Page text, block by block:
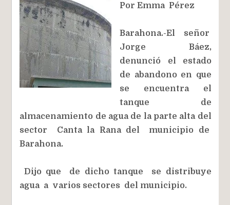
Por Emma Pérez
Barahona.-El señor
Jorge Báez,
denunció el estado
de abandono en que
se encuentra el
tanque de
almacenamiento de agua de la parte alta del
sector Canta la Rana del municipio de
Barahona.
Dijo que de dicho tanque se distribuye
agua a varios sectores del municipio.